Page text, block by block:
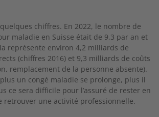
chiffres. En 2022, le nombre de
maladie en Suisse était de 9,3 par an et
représente environ 4,2 milliards de
(chiffres 2016) et 9,3 milliards de coûts
remplacement de la personne absente).
un congé maladie se prolonge, plus il
ce sera difficile pour l’assuré de rester en
retrouver une activité professionnelle.